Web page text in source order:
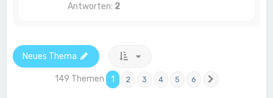
Antworten: 2
Neues Thema
149 Themen 1 2 3 4 5 6